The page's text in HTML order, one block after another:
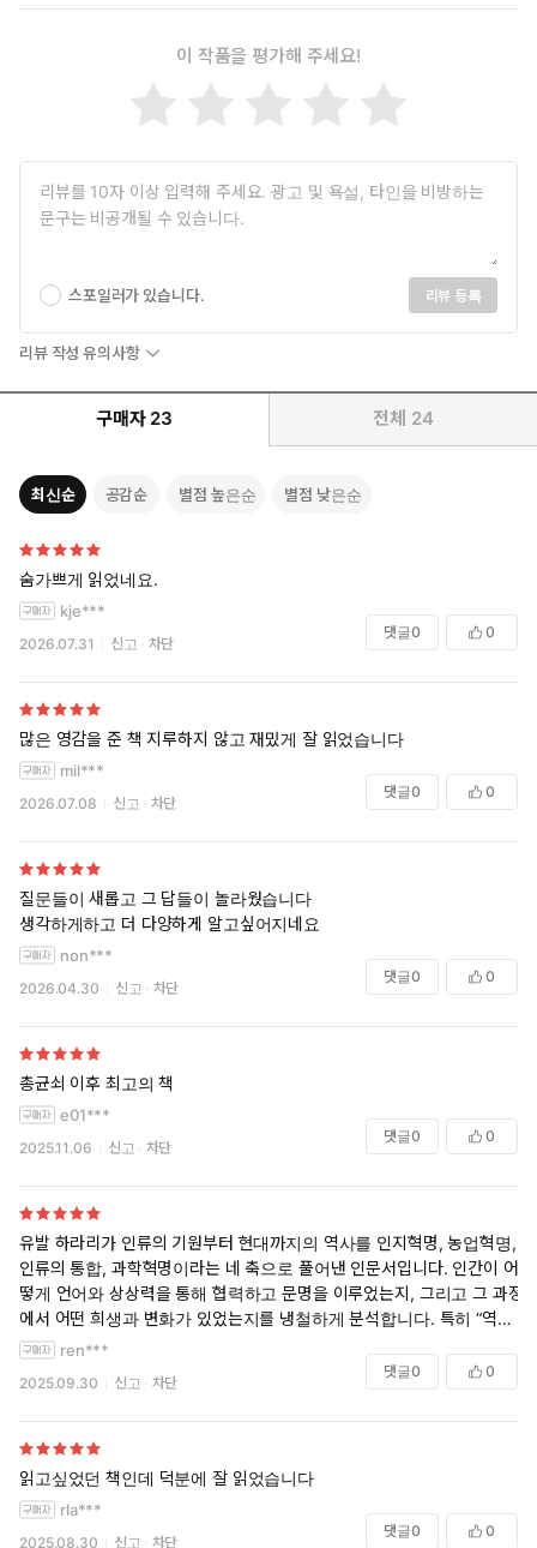
이 작품을 평가해 주세요!
스포일러가 있습니다. 리뷰 등록
리뷰 작성 유의사항
구매자 23 전체 24
최신순 공감순 별점 높은순 별점 낮은순
숨가쁘게 읽었네요.
kje***
2026.07.31 신고 차단
댓글0 0
많은 영감을 준 책 지루하지 않고 재밌게 잘 읽었습니다
mil***
2026.07.08 신고 차단
댓글0 0
질문들이 새롭고 그 답들이 놀라웠습니다
생각하게하고 더 다양하게 알고싶어지네요
non***
2026.04.30 신고 차단
댓글0 0
총균쇠 이후 최고의 책
e01***
2025.11.06 신고 차단
댓글0 0
유발 하라리가 인류의 기원부터 현대까지의 역사를 인지혁명, 농업혁명,
인류의 통합, 과학혁명이라는 네 축으로 풀어낸 인문서입니다. 인간이 어
떻게 언어와 상상력을 통해 협력하고 문명을 이루었는지, 그리고 그 과정
에서 어떤 희생과 변화가 있었는지를 냉철하게 분석합니다. 특히 “역사는
개인의 행복과 무관하게 흘러왔다”는 통찰은 독자에게 깊은 성찰을 안겨
줍니다. 단순한 연표가 아닌, 오늘의 인간을 만든 이야기로서 인류사를 새
롭게 바라보게 하는 책입니다
ren***
2025.09.30 신고 차단
댓글0 0
읽고싶었던 책인데 덕분에 잘 읽었습니다
rla***
2025.08.30 신고 차단
댓글0 0